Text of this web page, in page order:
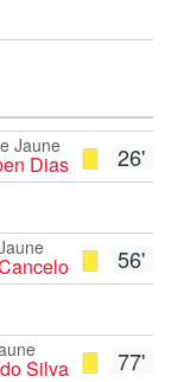
26'
Jaune
Dias
56'
77'
Silva